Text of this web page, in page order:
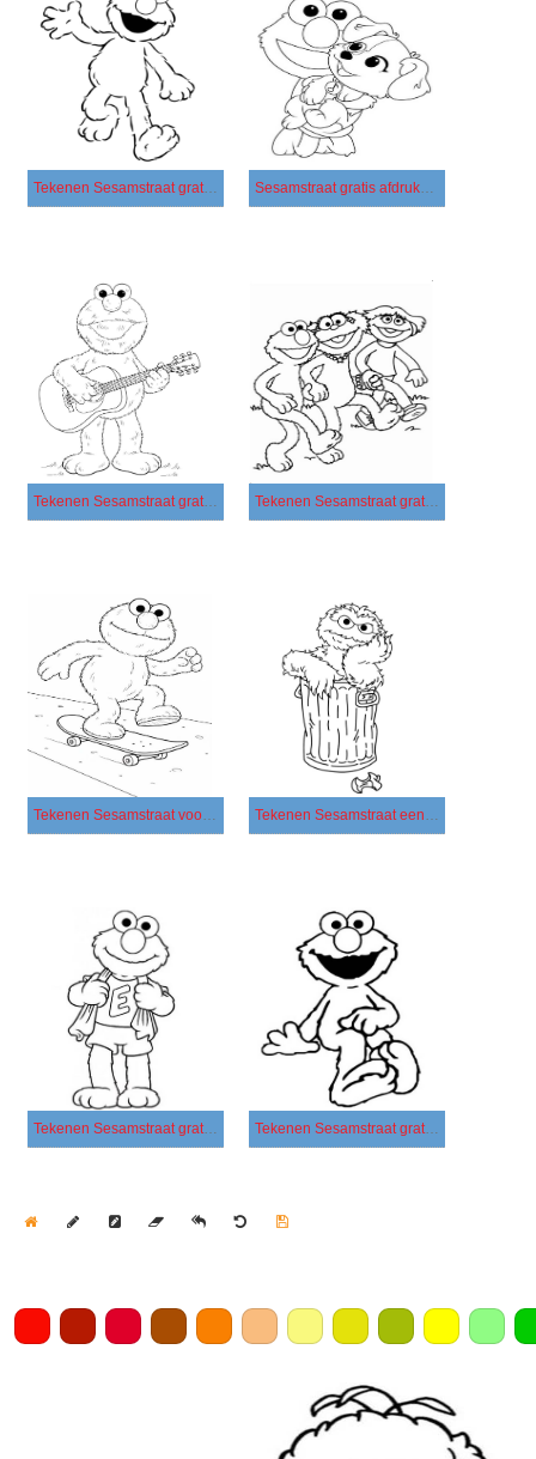
Tekenen Sesamstraat gratis basis Sesamstraat gratis afdrukbaar voor kinderen
Tekenen Sesamstraat gratis voor kinderen Tekenen Sesamstraat gratis afdrukbaar eenvoudig
Tekenen Sesamstraat voor kinderen Tekenen Sesamstraat eenvoudig
Tekenen Sesamstraat gratis afdrukbaar basis Tekenen Sesamstraat gratis afdrukbaar simpel